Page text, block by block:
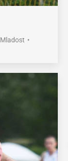
Mladost